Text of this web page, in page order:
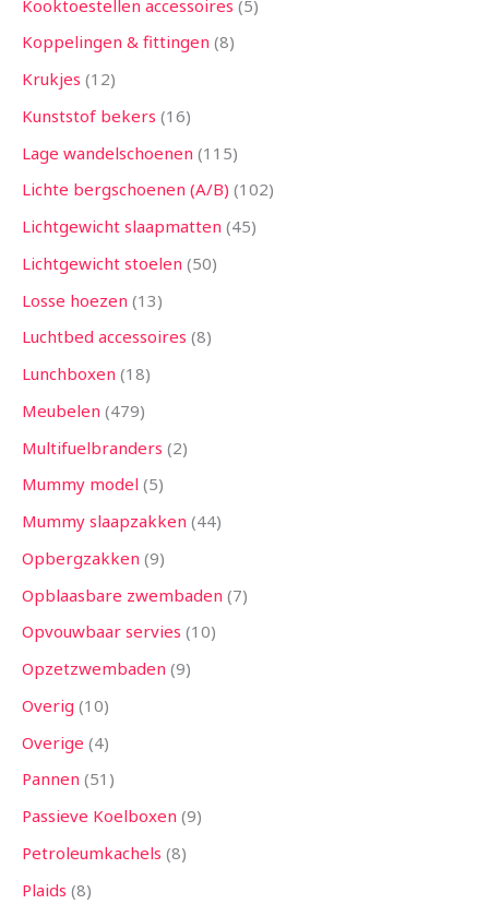
Kooktoestellen accessoires 5
Koppelingen & fittingen 8
Krukjes 12
Kunststof bekers 16
Lage wandelschoenen 115
Lichte bergschoenen (A/B) 102
Lichtgewicht slaapmatten 45
Lichtgewicht stoelen 50
Losse hoezen 13
Luchtbed accessoires 8
Lunchboxen 18
Meubelen 479
Multifuelbranders 2
Mummy model 5
Mummy slaapzakken 44
Opbergzakken 9
Opblaasbare zwembaden 7
Opvouwbaar servies 10
Opzetzwembaden 9
Overig 10
Overige 4
Pannen 51
Passieve Koelboxen 9
Petroleumkachels 8
Plaids 8